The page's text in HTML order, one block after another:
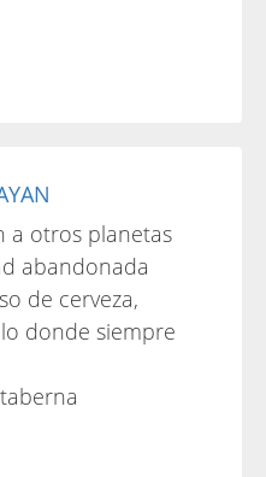
a otros planetas
abandonada
de cerveza,
donde siempre